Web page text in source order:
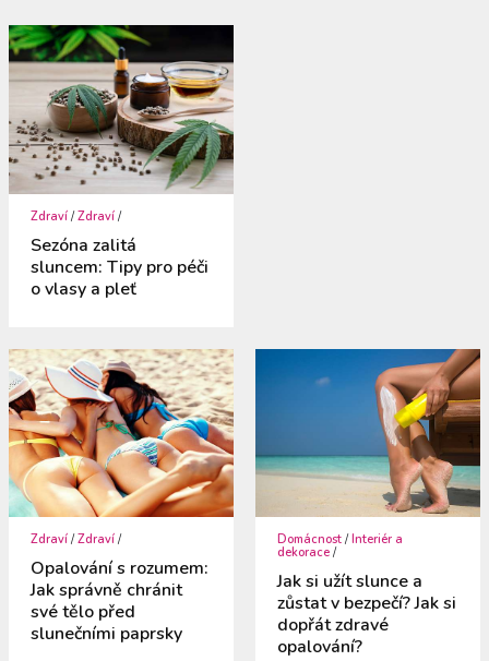
Zdraví /Zdraví /
Sezóna zalitá
sluncem: Tipy pro péči
o vlasy a pleť
Zdraví /Zdraví /
Opalování s rozumem:
Jak správně chránit
své tělo před
slunečními paprsky
Domácnost / Interiér a
dekorace /
Jak si užít slunce a
zůstat v bezpečí? Jak si
dopřát zdravé
opalování?